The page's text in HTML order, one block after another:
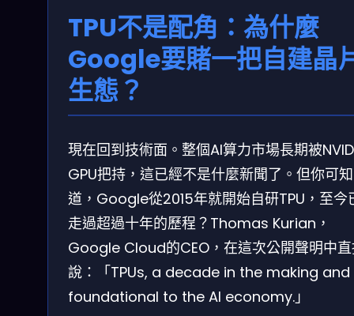
TPU不是配角：為什麼
Google要賭一把自建晶
生態？
現在回到技術面。整個AI算力市場長期被
GPU把持，這已經不是什麼新聞了。但你可知
道，Google從2015年就開始自研TPU，至今
走過超過十年的歷程？Thomas Kurian，
Google Cloud的CEO，在這次公開聲明中
說：「TPUs, a decade in the making and
foundational to the AI economy.」